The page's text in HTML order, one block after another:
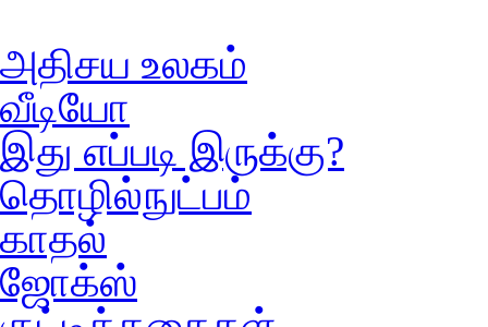
அதிசய உலகம்
வீடியோ
இது எப்படி இருக்கு?
தொழில்நுட்பம்
காதல்
ஜோக்ஸ்